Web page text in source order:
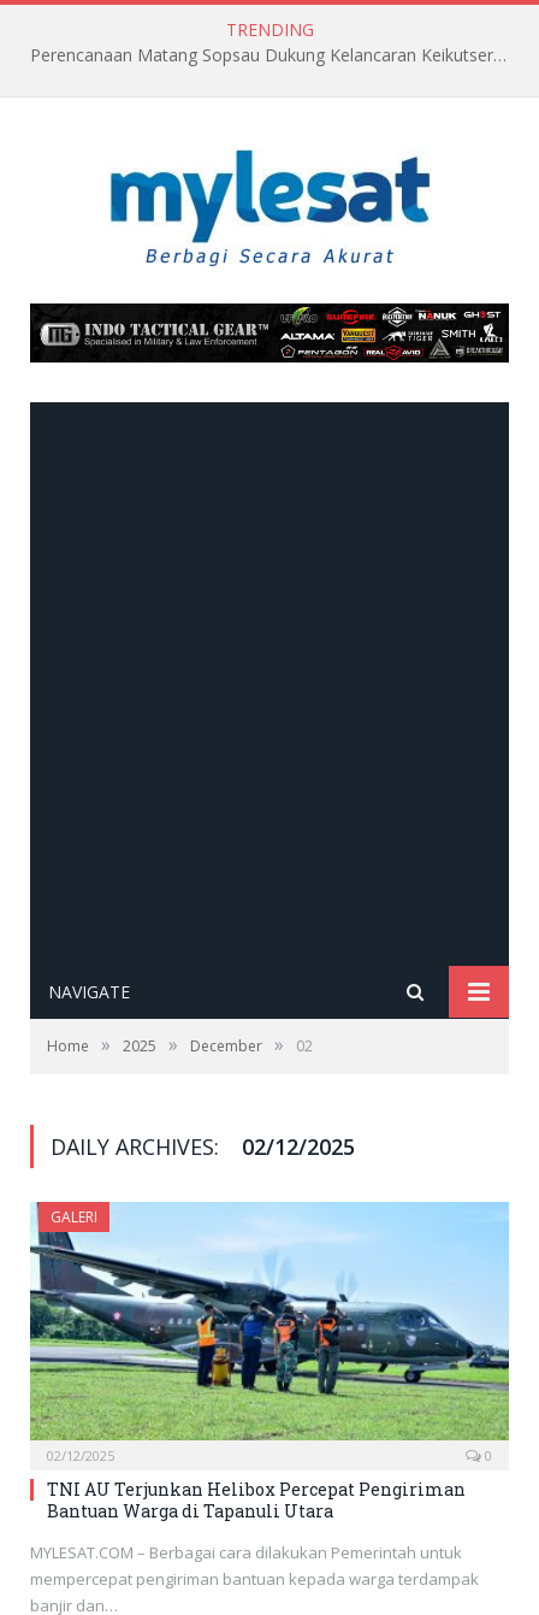
TRENDING
Perencanaan Matang Sopsau Dukung Kelancaran Keikutsertaan TNI AU di Pitch Black 2026
NAVIGATE
Home » 2025 » December » 02
DAILY ARCHIVES: 02/12/2025
GALERI
02/12/2025 0
TNI AU Terjunkan Helibox Percepat Pengiriman
Bantuan Warga di Tapanuli Utara
MYLESAT.COM – Berbagai cara dilakukan Pemerintah untuk
mempercepat pengiriman bantuan kepada warga terdampak
banjir dan…